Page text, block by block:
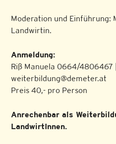
Moderation und Einführung:
Landwirtin.
Anmeldung:
Riß Manuela 0664/4806467
weiterbildung@demeter.at
Preis 40,- pro Person
Anrechenbar als
LandwirtInnen.